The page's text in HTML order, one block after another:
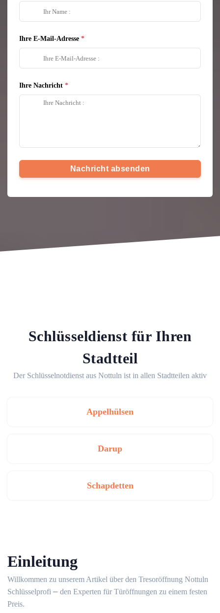
Ihre E-Mail-Adresse
Ihre Nachricht
Nachricht absenden
Schlüsseldienst für Ihren
Stadtteil
Der Schlüsselnotdienst aus Nottuln ist in allen Stadtteilen aktiv
Appelhülsen
Darup
Schapdetten
Einleitung
Willkommen zu unserem Artikel über den Tresoröffnung Nottuln
Schlüsselprofi ⎼ den Experten für Türöffnungen zu einem festen
Preis.​